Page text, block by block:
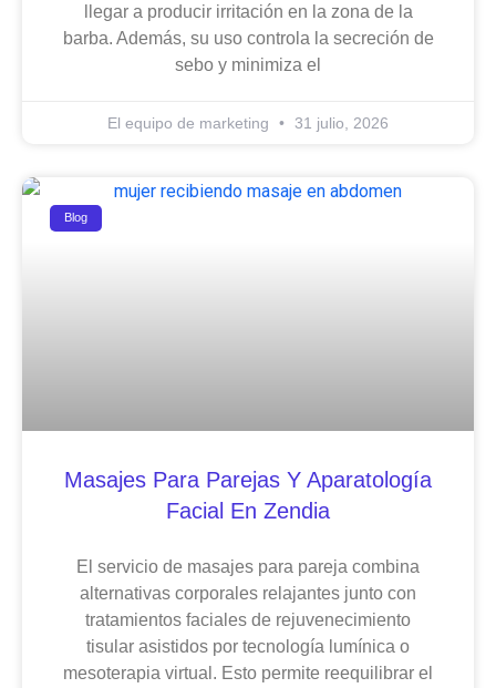
llegar a producir irritación en la zona de la
barba. Además, su uso controla la secreción de
sebo y minimiza el
El equipo de marketing 31 julio, 2026
Blog
Masajes Para Parejas Y Aparatología
Facial En Zendia
El servicio de masajes para pareja combina
alternativas corporales relajantes junto con
tratamientos faciales de rejuvenecimiento
tisular asistidos por tecnología lumínica o
mesoterapia virtual. Esto permite reequilibrar el